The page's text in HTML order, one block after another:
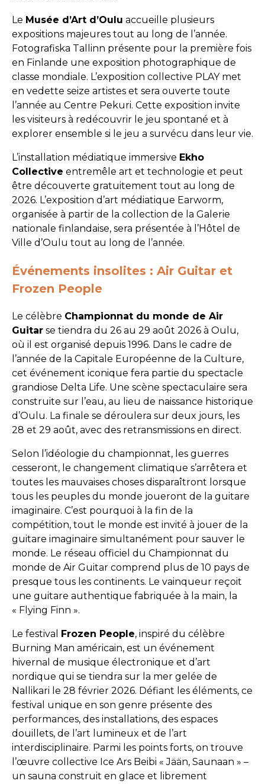
Le Musée d’Art d’Oulu accueille plusieurs
expositions majeures tout au long de l’année.
Fotografiska Tallinn présente pour la première fois
en Finlande une exposition photographique de
classe mondiale. L’exposition collective PLAY met
en vedette seize artistes et sera ouverte toute
l’année au Centre Pekuri. Cette exposition invite
les visiteurs à redécouvrir le jeu spontané et à
explorer ensemble si le jeu a survécu dans leur vie.
L’installation médiatique immersive Ekho
Collective entremêle art et technologie et peut
être découverte gratuitement tout au long de
2026. L’exposition d’art médiatique Earworm,
organisée à partir de la collection de la Galerie
nationale finlandaise, sera présentée à l’Hôtel de
Ville d’Oulu tout au long de l’année.
Événements insolites : Air Guitar et
Frozen People
Le célèbre Championnat du monde de Air
Guitar se tiendra du 26 au 29 août 2026 à Oulu,
où il est organisé depuis 1996. Dans le cadre de
l’année de la Capitale Européenne de la Culture,
cet événement iconique fera partie du spectacle
grandiose Delta Life. Une scène spectaculaire sera
construite sur l’eau, au lieu de naissance historique
d’Oulu. La finale se déroulera sur deux jours, les
28 et 29 août, avec des retransmissions en direct.
Selon l’idéologie du championnat, les guerres
cesseront, le changement climatique s’arrêtera et
toutes les mauvaises choses disparaîtront lorsque
tous les peuples du monde joueront de la guitare
imaginaire. C’est pourquoi à la fin de la
compétition, tout le monde est invité à jouer de la
guitare imaginaire simultanément pour sauver le
monde. Le réseau officiel du Championnat du
monde de Air Guitar comprend plus de 10 pays de
presque tous les continents. Le vainqueur reçoit
une guitare authentique fabriquée à la main, la
« Flying Finn ».
Le festival Frozen People, inspiré du célèbre
Burning Man américain, est un événement
hivernal de musique électronique et d’art
nordique qui se tiendra sur la mer gelée de
Nallikari le 28 février 2026. Défiant les éléments, ce
festival unique en son genre présente des
performances, des installations, des espaces
douillets, de l’art lumineux et de l’art
interdisciplinaire. Parmi les points forts, on trouve
l’œuvre collective Ice Ars Beibi « Jään, Saunaan » –
un sauna construit en glace et librement